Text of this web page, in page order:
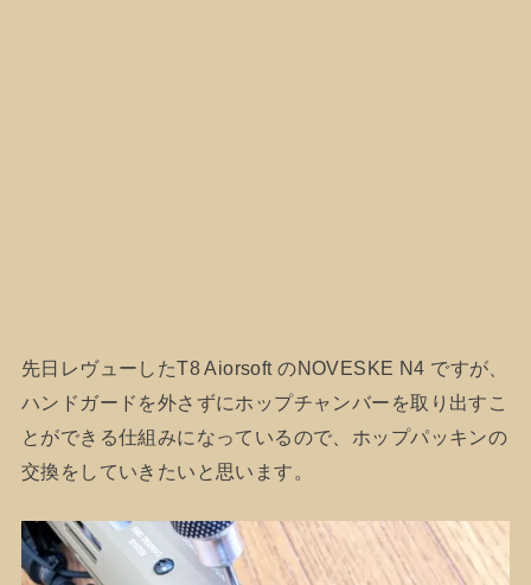
先日レヴューしたT8 Aiorsoft のNOVESKE N4 ですが、
ハンドガードを外さずにホップチャンバーを取り出すこ
とができる仕組みになっているので、ホップパッキンの
交換をしていきたいと思います。